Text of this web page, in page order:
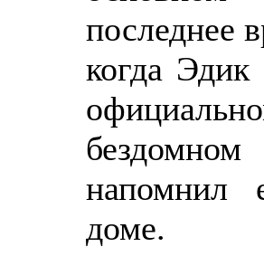
последнее
когда
напомнил
доме.